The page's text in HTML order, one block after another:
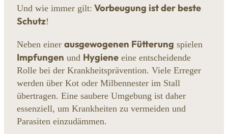
Und wie immer gilt: Vorbeugung ist der beste
Schutz!
Neben einer ausgewogenen Fütterung spielen
Impfungen und Hygiene eine entscheidende
Rolle bei der Krankheitsprävention. Viele Erreger
werden über Kot oder Milbennester im Stall
übertragen. Eine saubere Umgebung ist daher
essenziell, um Krankheiten zu vermeiden und
Parasiten einzudämmen.